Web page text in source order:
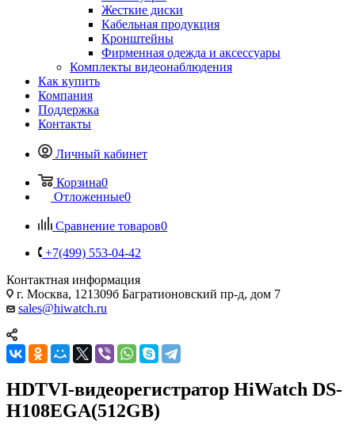
Жесткие диски
Кабельная продукция
Кронштейны
Фирменная одежда и аксессуары
Комплекты видеонаблюдения
Как купить
Компания
Поддержка
Контакты
Личный кабинет
Корзина0
Отложенные0
Сравнение товаров0
+7(499) 553-04-42
Контактная информация
г. Москва, 121309б Багратионовский пр-д, дом 7
sales@hiwatch.ru
HDTVI-видеорегистратор HiWatch DS-
H108EGA(512GB)